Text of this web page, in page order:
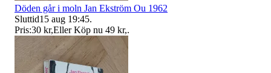
Döden går i moln Jan Ekström Ou 1962
Sluttid15 aug 19:45.
Pris:30 kr,Eller Köp nu 49 kr,.